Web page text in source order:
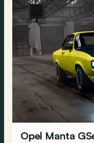
Opel Manta